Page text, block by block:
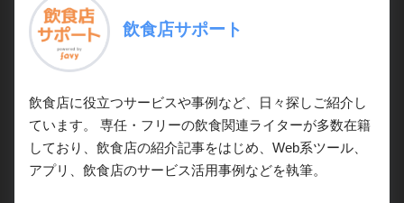
飲食店サポート
飲食店に役立つサービスや事例など、日々探しご紹介し
ています。 専任・フリーの飲食関連ライターが多数在籍
しており、飲食店の紹介記事をはじめ、Web系ツール、
アプリ、飲食店のサービス活用事例などを執筆。